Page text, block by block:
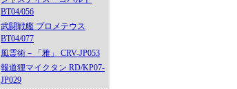
BT04/056
武闘戦艦 プロメテウス
BT04/077
風霊術－「雅」 CRV-JP053
報道狸マイクタン RD/KP07-
JP029